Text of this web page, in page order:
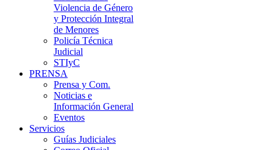
Violencia de Género
y Protección Integral
de Menores
Policía Técnica
Judicial
STIyC
PRENSA
Prensa y Com.
Noticias e
Información General
Eventos
Servicios
Guías Judiciales